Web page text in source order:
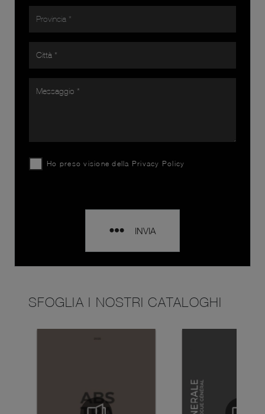
Ho preso visione della Privacy Policy
INVIA
SFOGLIA I NOSTRI CATALOGHI